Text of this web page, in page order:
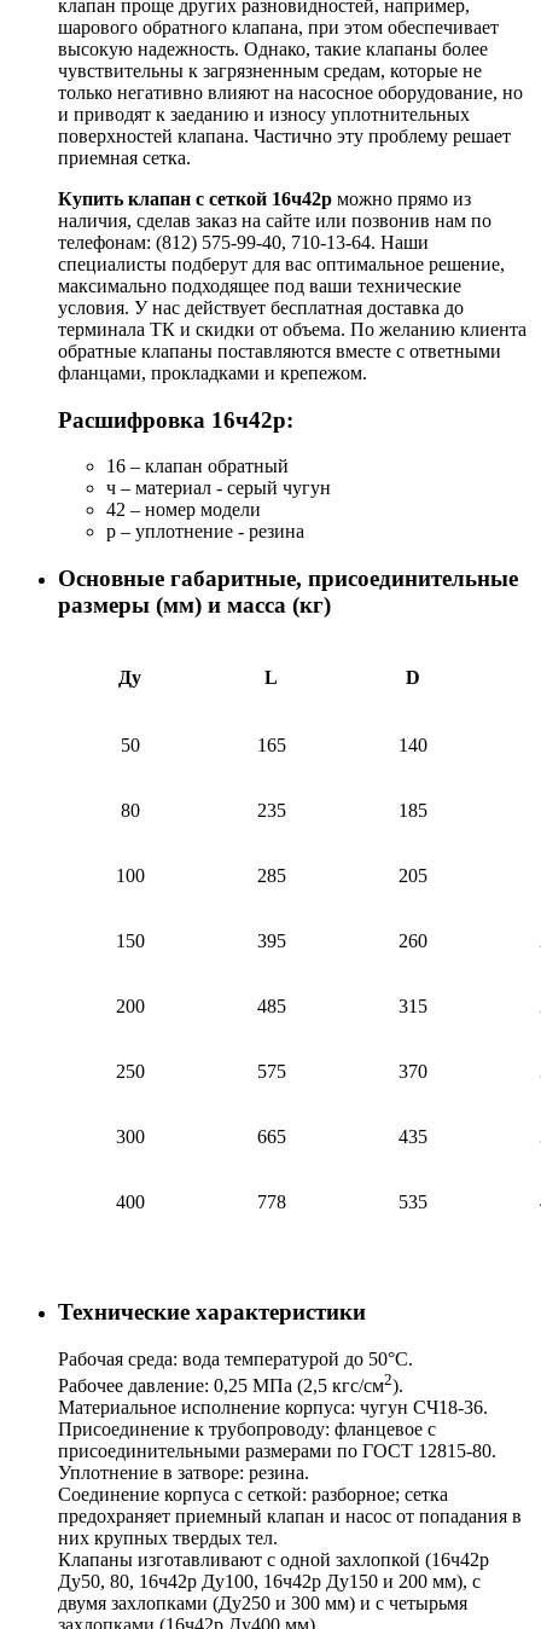
клапан проще других разновидностей, например,
шарового обратного клапана, при этом обеспечивает
высокую надежность. Однако, такие клапаны более
чувствительны к загрязненным средам, которые не
только негативно влияют на насосное оборудование, но
и приводят к заеданию и износу уплотнительных
поверхностей клапана. Частично эту проблему решает
приемная сетка.
Купить клапан с сеткой 16ч42р можно прямо из
наличия, сделав заказ на сайте или позвонив нам по
телефонам: (812) 575-99-40, 710-13-64. Наши
специалисты подберут для вас оптимальное решение,
максимально подходящее под ваши технические
условия. У нас действует бесплатная доставка до
терминала ТК и скидки от объема. По желанию клиента
обратные клапаны поставляются вместе с ответными
фланцами, прокладками и крепежом.
Расшифровка 16ч42р:
16 – клапан обратный
ч – материал - серый чугун
42 – номер модели
р – уплотнение - резина
Основные габаритные, присоединительные
размеры (мм) и масса (кг)
Ду L D
50 165 140
80 235 185
100 285 205
150 395 260
200 485 315
250 575 370
300 665 435
400 778 535
Технические характеристики
Рабочая среда: вода температурой до 50°С.
Рабочее давление: 0,25 МПа (2,5 кгс/см2).
Материальное исполнение корпуса: чугун СЧ18-36.
Присоединение к трубопроводу: фланцевое с
присоединительными размерами по ГОСТ 12815-80.
Уплотнение в затворе: резина.
Соединение корпуса с сеткой: разборное; сетка
предохраняет приемный клапан и насос от попадания в
них крупных твердых тел.
Клапаны изготавливают с одной захлопкой (16ч42р
Ду50, 80, 16ч42р Ду100, 16ч42р Ду150 и 200 мм), с
двумя захлопками (Ду250 и 300 мм) и с четырьмя